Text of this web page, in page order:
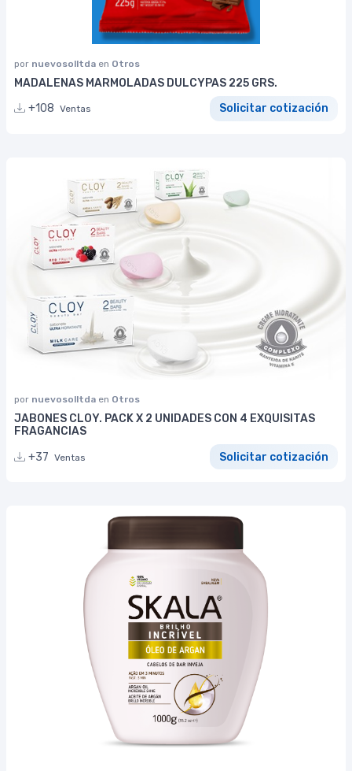
por nuevosolltda en Otros
MADALENAS MARMOLADAS DULCYPAS 225 GRS.
+108 Ventas Solicitar cotización
por nuevosolltda en Otros
JABONES CLOY. PACK X 2 UNIDADES CON 4 EXQUISITAS
FRAGANCIAS
+37 Ventas Solicitar cotización